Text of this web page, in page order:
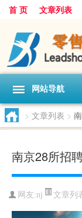
首 页 文章列表
网站导航
> 文章列表 >
南京28所招
网友:nj 文章列